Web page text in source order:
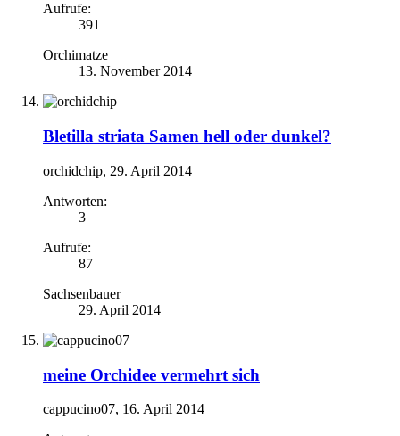
Aufrufe:
391
Orchimatze
13. November 2014
Bletilla striata Samen hell oder dunkel?
orchidchip, 29. April 2014
Antworten:
3
Aufrufe:
87
Sachsenbauer
29. April 2014
meine Orchidee vermehrt sich
cappucino07, 16. April 2014